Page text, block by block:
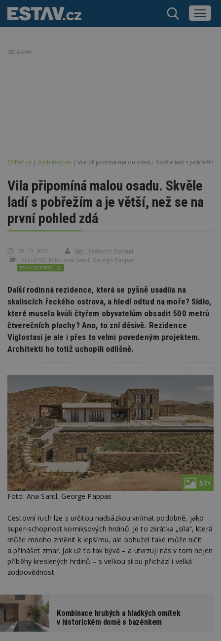
REKLAMA
ESTAV.cz Architektura Vila připomíná malou osadu. Skvěle ladí s pobřežím
Vila připomíná malou osadu. Skvěle
ladí s pobřežím a je větší, než se na
první pohled zdá
28. 10. 2023
Mgr. Radomír Dohnal
block722, foto: Ana Santl, George Pappas
ESTAV DOPORUČUJE
Další rodinná rezidence, která se pyšně usadila na
skaliscích řeckého ostrova, a hledí odtud na moře? Sídlo,
které muselo kvůli čtyřem obyvatelům obsadit 500 metrů
čtverečních plochy? Ano, to zní děsivě. Rezidence
Viglostasi je ale i přes to velmi povedeným projektem.
Architekti ho totiž uchopili odlišně.
57×
Foto: Ana Santl, George Pappas
Cestovní ruch lze s určitou nadsázkou vnímat podobně, jako
super-schopnost komiksových hrdinů. Je to zkrátka „síla“, která
může mnoho změnit k lepšímu, ale bohužel také může ničit
a přinášet zmar. Jak už to tak bývá – a utvrzují nás v tom nejen
příběhy kreslených hrdinů – s velkou silou přichází i velká
zodpovědnost.
Kombinace hrubých a hladkých omítek
v historickém domě s bazénkem